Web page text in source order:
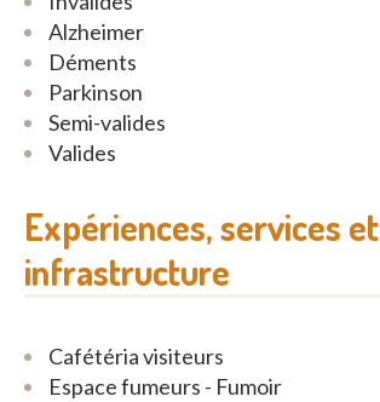
Alzheimer
Déments
Parkinson
Semi-valides
Valides
Expériences, services et
infrastructure
Cafétéria visiteurs
Espace fumeurs - Fumoir